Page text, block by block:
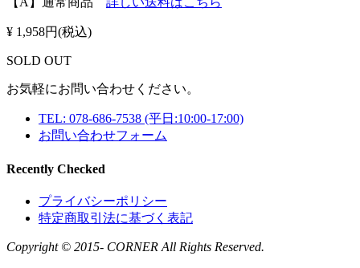
¥ 1,958円(税込)
SOLD OUT
お気軽にお問い合わせください。
TEL: 078-686-7538 (平日:10:00-17:00)
お問い合わせフォーム
Recently Checked
プライバシーポリシー
特定商取引法に基づく表記
Copyright © 2015- CORNER All Rights Reserved.